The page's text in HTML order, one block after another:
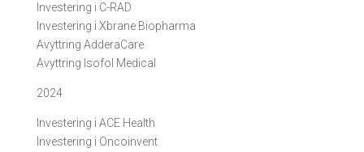
Investering i C-RAD
Investering i Xbrane Biopharma
Avyttring AdderaCare
Avyttring Isofol Medical
2024
Investering i ACE Health
Investering i Oncoinvent